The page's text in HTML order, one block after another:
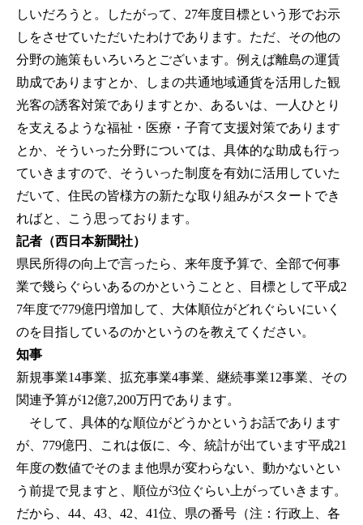
しいだろうと。したがって、27年度目標という形でお示
しをさせていただいたわけであります。ただ、その他の
分野の施策もいろいろとございます。例えば離島の運賃
助成でありますとか、しまの共通地域通貨を活用した観
光客の誘客対策でありますとか、あるいは、一人ひとり
を支えるような福祉・医療・子育て支援対策であります
とか、そういった分野については、具体的な助成も行っ
ていきますので、そういった制度を有効に活用していた
だいて、住民の皆様方の新たな取り組みがスタートでき
ればと、こう思っております。
記者（西日本新聞社）
県民所得の向上で言ったら、来年度予算で、全部で何事
業で幾らぐらいあるのかということと、目標として平成2
7年度で779億円増加して、大体順位がどれぐらいにいく
のを目指しているのかというのを教えてください。
知事
新規事業14事業、拡充事業4事業、継続事業12事業、その
関連予算が12億7,200万円であります。
そして、具体的な順位がどうかというお話であります
が、779億円、これは仮に、今、統計が出ています平成21
年度の数値でそのまま他県が変わらない、動かないとい
う前提で見ますと、順位が3位ぐらい上がっていきます。
だから、44、43、42、41位、県の番号（注：行政上、各